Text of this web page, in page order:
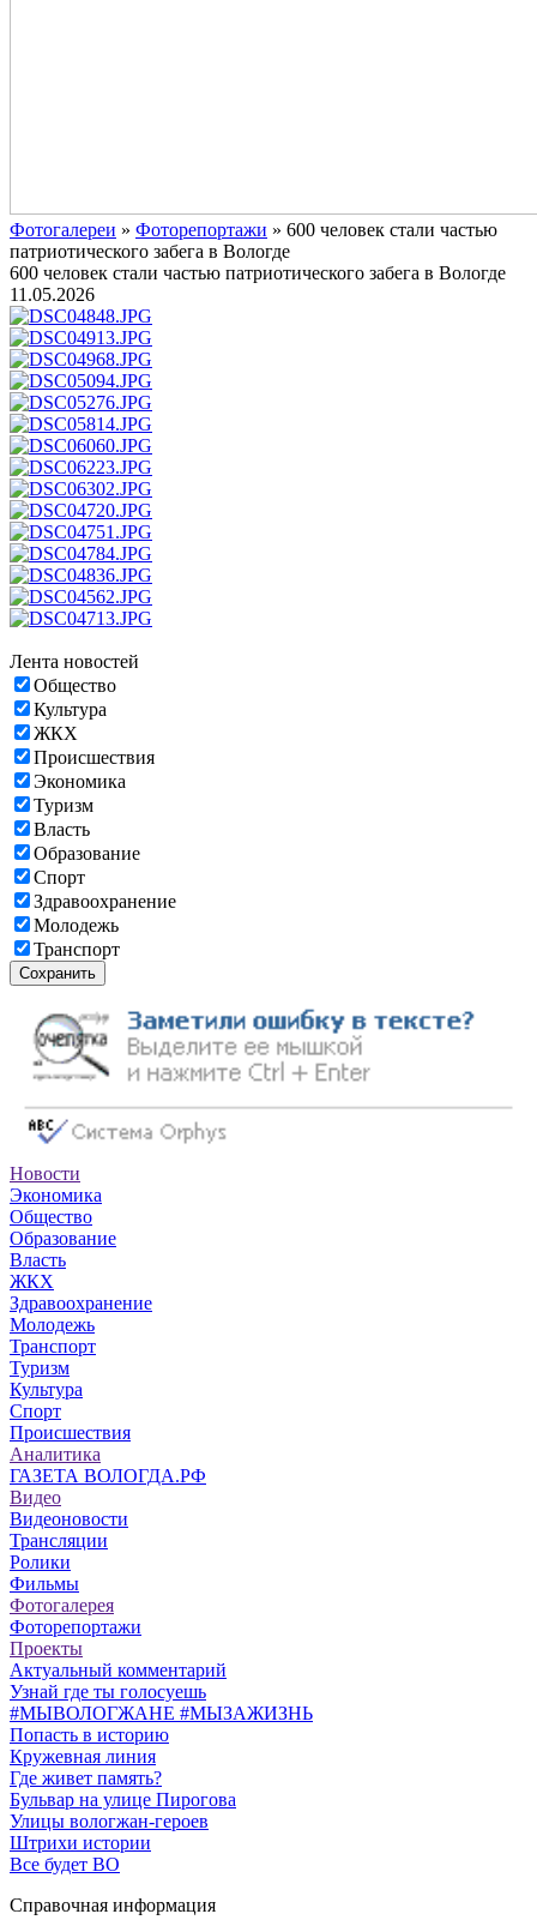
Фотогалереи » Фоторепортажи » 600 человек стали частью
патриотического забега в Вологде
600 человек стали частью патриотического забега в Вологде
11.05.2026
Лента новостей
Общество
Культура
ЖКХ
Происшествия
Экономика
Туризм
Власть
Образование
Спорт
Здравоохранение
Молодежь
Транспорт
Сохранить
Новости
Экономика
Общество
Образование
Власть
ЖКХ
Здравоохранение
Молодежь
Транспорт
Туризм
Культура
Спорт
Происшествия
Аналитика
ГАЗЕТА ВОЛОГДА.РФ
Видео
Видеоновости
Трансляции
Ролики
Фильмы
Фотогалерея
Фоторепортажи
Проекты
Актуальный комментарий
Узнай где ты голосуешь
#МЫВОЛОГЖАНЕ #МЫЗАЖИЗНЬ
Попасть в историю
Кружевная линия
Где живет память?
Бульвар на улице Пирогова
Улицы вологжан-героев
Штрихи истории
Все будет ВО
Справочная информация